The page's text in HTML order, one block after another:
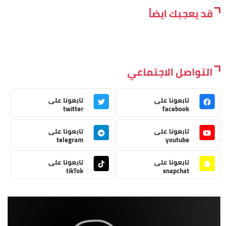
قد يعجبك ايضاً
التواصل الاجتماعي
تابعونا على
facebook
تابعونا على
twitter
تابعونا على
youtube
تابعونا على
telegram
تابعونا على
snapchat
تابعونا على
tikTok